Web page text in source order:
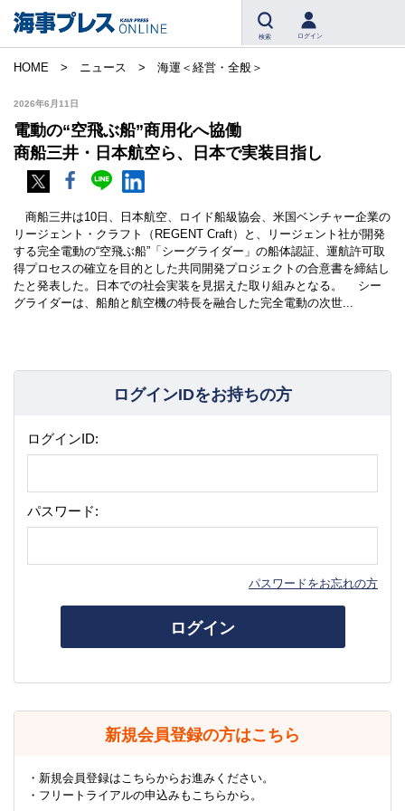
検索 ログイン
HOME ニュース 海運＜経営・全般＞
2026年6月11日
電動の“空飛ぶ船”商用化へ協働
商船三井・日本航空ら、日本で実装目指し
商船三井は10日、日本航空、ロイド船級協会、米国ベンチャー企業の
リージェント・クラフト（REGENT Craft）と、リージェント社が開発
する完全電動の“空飛ぶ船”「シーグライダー」の船体認証、運航許可取
得プロセスの確立を目的とした共同開発プロジェクトの合意書を締結し
たと発表した。日本での社会実装を見据えた取り組みとなる。 シー
グライダーは、船舶と航空機の特長を融合した完全電動の次世...
ログインIDをお持ちの方
ログインID:
パスワード:
パスワードをお忘れの方
ログイン
新規会員登録の方はこちら
・新規会員登録はこちらからお進みください。
・フリートライアルの申込みもこちらから。